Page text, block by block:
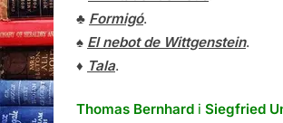
♣ Formigó.
♠ El nebot de Wittgenstein.
♦ Tala.
Thomas Bernhard i Siegfried